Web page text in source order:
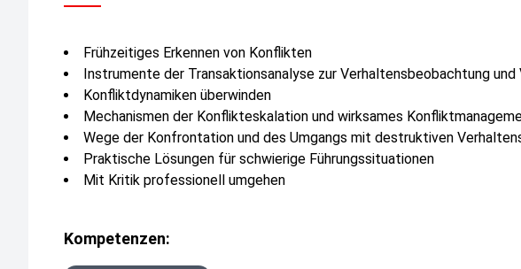
Frühzeitiges Erkennen von Konflikten
Instrumente der Transaktionsanalyse zur Verhaltensbeobachtung
Konfliktdynamiken überwinden
Mechanismen der Konflikteskalation und wirksames
Wege der Konfrontation und des Umgangs mit destruktiven
Praktische Lösungen für schwierige Führungssituationen
Mit Kritik professionell umgehen
Kompetenzen: